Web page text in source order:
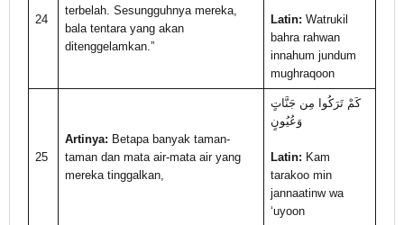
24
terbelah. Sesungguhnya mereka,
bala tentara yang akan
ditenggelamkan.”
Latin: Watrukil
bahra rahwan
innahum jundum
mughraqoon
25
Artinya: Betapa banyak taman-
taman dan mata air-mata air yang
mereka tinggalkan,
كَمْ تَرَكُوا مِن جَنَّاتٍ
وَعُيُونٍ
Latin: Kam
tarakoo min
jannaatinw wa
‘uyoon